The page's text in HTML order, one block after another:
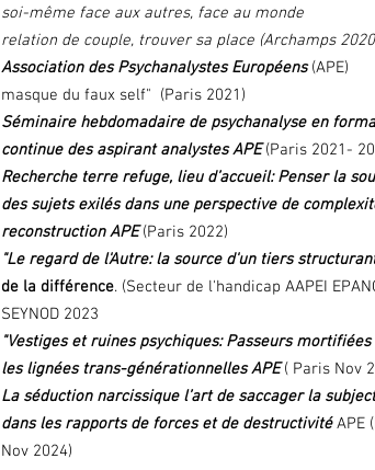
soi-même face aux autres, face au monde
relation de couple, trouver sa place (Archamps
Association des Psychanalystes Européens
masque du faux self" (Paris 2021)
Séminaire hebdomadaire de psychanalyse en
continue des aspirant analystes APE(Paris 2021-
Recherche terre refuge, lieu d’accueil: Penser la
des sujets exilés dans une perspective de
reconstruction APE(Paris 2022)
"Le regard de l'Autre: la source d'un tiers
de la différence. (Secteur de l'handicap AAPEI
SEYNOD 2023
"Vestiges et ruines psychiques: Passeurs mortifiées
les lignées trans-générationnelles APE( Paris Nov
La séduction narcissique l’art de saccager la
dans les rapports de forces et de destructivitéAPE
Nov 2024)